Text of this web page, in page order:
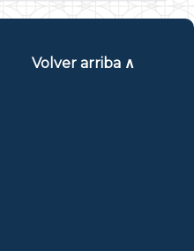
Volver arriba ∧